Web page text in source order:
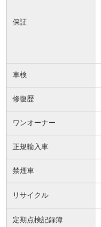
保証
車検
修復歴
ワンオーナー
正規輸入車
禁煙車
リサイクル
定期点検記録簿